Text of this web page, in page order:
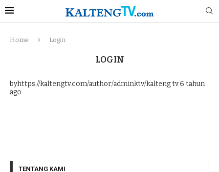
Home Login
LOGIN
byhttps://kaltengtv.com/author/adminktv/kalteng tv6 tahun
ago
TENTANG KAMI